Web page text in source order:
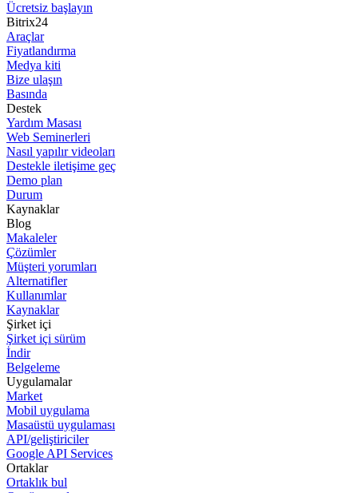
Ücretsiz başlayın
Bitrix24
Araçlar
Fiyatlandırma
Medya kiti
Bize ulaşın
Basında
Destek
Yardım Masası
Web Seminerleri
Nasıl yapılır videoları
Destekle iletişime geç
Demo plan
Durum
Kaynaklar
Blog
Makaleler
Çözümler
Müşteri yorumları
Alternatifler
Kullanımlar
Kaynaklar
Şirket içi
Şirket içi sürüm
İndir
Belgeleme
Uygulamalar
Market
Mobil uygulama
Masaüstü uygulaması
API/geliştiriciler
Google API Services
Ortaklar
Ortaklık bul